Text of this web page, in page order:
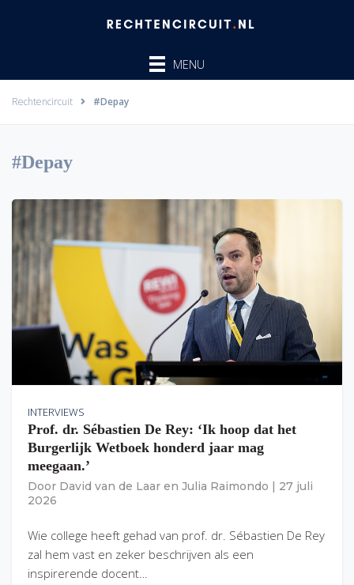
MENU
Rechtencircuit #Depay
#Depay
INTERVIEWS
Prof. dr. Sébastien De Rey: ‘Ik hoop dat het
Burgerlijk Wetboek honderd jaar mag
meegaan.’
Door David van de Laar en Julia Raimondo
27 juli
2026
Wie college heeft gehad van prof. dr. Sébastien De Rey
zal hem vast en zeker beschrijven als een
inspirerende docent…